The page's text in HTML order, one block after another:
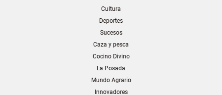
Cultura
Deportes
Sucesos
Caza y pesca
Cocino Divino
La Posada
Mundo Agrario
Innovadores